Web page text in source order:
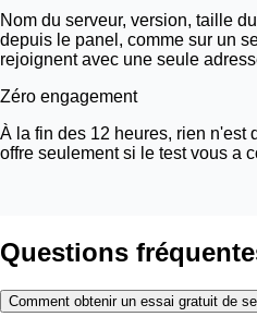
Nom du serveur, version, taille
depuis le panel, comme sur un
rejoignent avec une seule
Zéro engagement
À la fin des 12 heures, rien n'est
offre seulement si le test vous a
Questions
Comment obtenir un essai gratuit de